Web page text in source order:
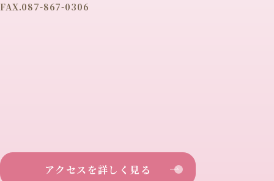
FAX.087-867-0306
アクセスを詳しく見る